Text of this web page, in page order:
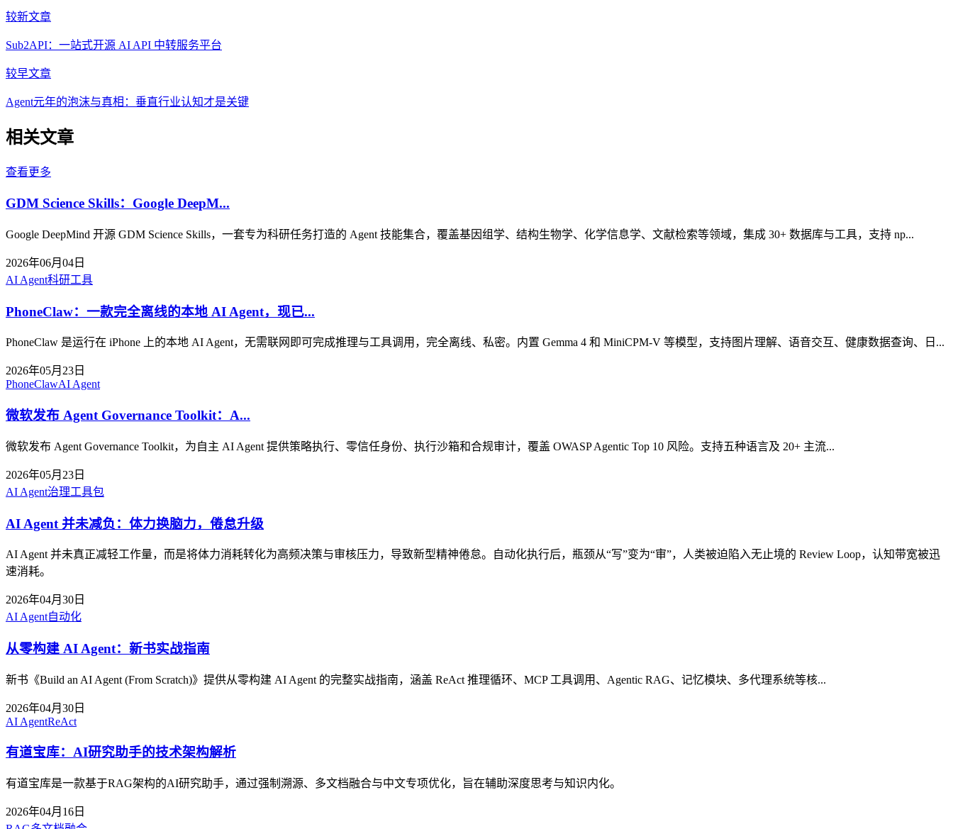
较新文章
Sub2API：一站式开源 AI API 中转服务平台
较早文章
Agent元年的泡沫与真相：垂直行业认知才是关键
相关文章
查看更多
GDM Science Skills：Google DeepM...
Google DeepMind 开源 GDM Science Skills，一套专为科研任务打造的 Agent 技能集合，覆盖基因组学、结构生物学、化学信息学、文献检索等领域，集成 30+ 数据库与工具，支持 np...
2026年06月04日
AI Agent科研工具
PhoneClaw：一款完全离线的本地 AI Agent，现已...
PhoneClaw 是运行在 iPhone 上的本地 AI Agent，无需联网即可完成推理与工具调用，完全离线、私密。内置 Gemma 4 和 MiniCPM-V 等模型，支持图片理解、语音交互、健康数据查询、日...
2026年05月23日
PhoneClawAI Agent
微软发布 Agent Governance Toolkit：A...
微软发布 Agent Governance Toolkit，为自主 AI Agent 提供策略执行、零信任身份、执行沙箱和合规审计，覆盖 OWASP Agentic Top 10 风险。支持五种语言及 20+ 主流...
2026年05月23日
AI Agent治理工具包
AI Agent 并未减负：体力换脑力，倦怠升级
AI Agent 并未真正减轻工作量，而是将体力消耗转化为高频决策与审核压力，导致新型精神倦怠。自动化执行后，瓶颈从“写”变为“审”，人类被迫陷入无止境的 Review Loop，认知带宽被迅
速消耗。
2026年04月30日
AI Agent自动化
从零构建 AI Agent：新书实战指南
新书《Build an AI Agent (From Scratch)》提供从零构建 AI Agent 的完整实战指南，涵盖 ReAct 推理循环、MCP 工具调用、Agentic RAG、记忆模块、多代理系统等核...
2026年04月30日
AI AgentReAct
有道宝库：AI研究助手的技术架构解析
有道宝库是一款基于RAG架构的AI研究助手，通过强制溯源、多文档融合与中文专项优化，旨在辅助深度思考与知识内化。
2026年04月16日